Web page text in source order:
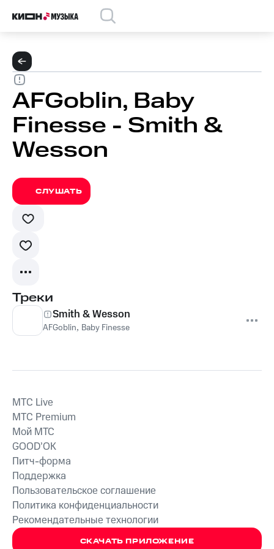
AFGoblin, Baby
Finesse - Smith &
Wesson
СЛУШАТЬ
Треки
Smith & Wesson
AFGoblin, Baby Finesse
СКАЧАТЬ ПРИЛОЖЕНИЕ
MTС Live
MTС Premium
Мой МТС
GOOD’OK
Питч-форма
Поддержка
Пользовательское соглашение
Политика конфиденциальности
Рекомендательные технологии